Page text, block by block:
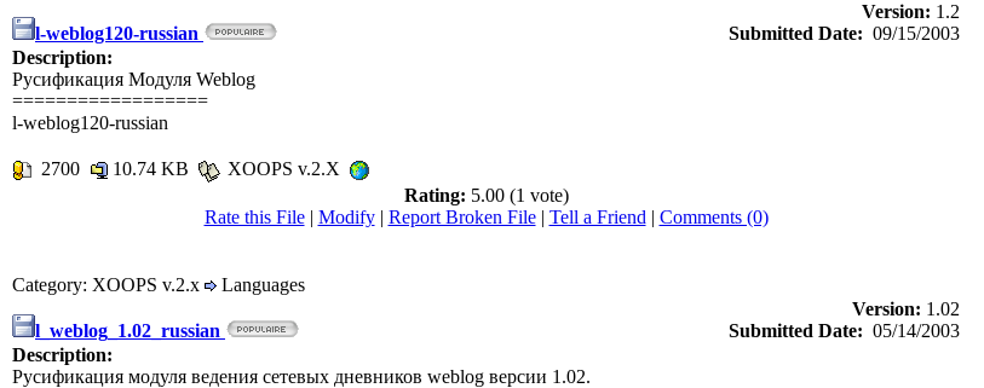
l-weblog120-russian
Version: 1.2
Submitted Date: 09/15/2003
Description:
Русификация Модуля Weblog
==================
l-weblog120-russian
2700 10.74 KB
XOOPS v.2.X
Rating: 5.00 (1 vote)
Rate this File| Modify| Report Broken File| Tell a Friend | Comments (0)
Category: XOOPS v.2.x Languages
l_weblog_1.02_russian
Version: 1.02
Submitted Date: 05/14/2003
Description:
Русификация модуля ведения сетевых дневников weblog версии 1.02.